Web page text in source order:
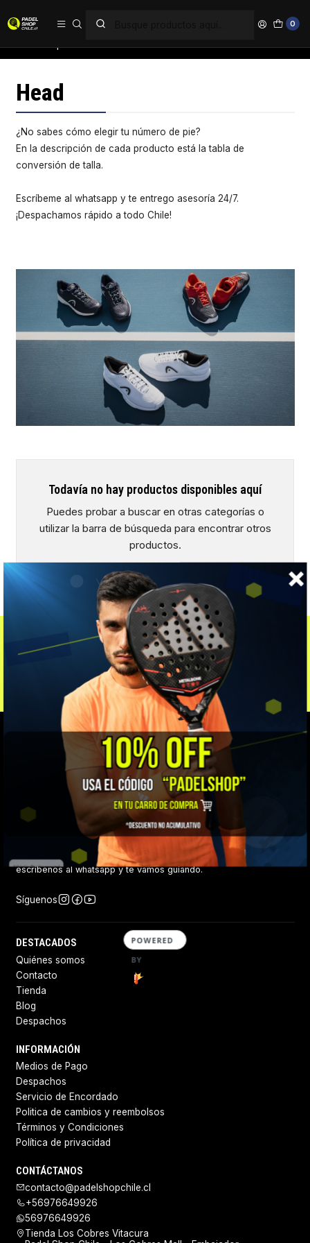
0
Head
¿No sabes cómo elegir tu número de pie?
En la descripción de cada producto está la tabla de
conversión de talla.
Escríbeme al whatsapp y te entrego asesoría 24/7.
¡Despachamos rápido a todo Chile!
Todavía no hay productos disponibles aquí
Puedes probar a buscar en otras categorías o
utilizar la barra de búsqueda para encontrar otros
productos.
DESPACHOS A TODO EL PAÍS
Enviamos a todo el país a través de Chilexpress.
VOLVER ARRIBA
¡Bienvenidos a Padel Shop Chile! Encuentra todos los productos
de las mejores marcas a nivel mundial. Si tienes alguna duda,
escríbenos al whatsapp y te vamos guiando.
Síguenos
DESTACADOS
Quiénes somos
Contacto
Tienda
Blog
Despachos
INFORMACIÓN
Medios de Pago
Despachos
Servicio de Encordado
Politica de cambios y reembolsos
Términos y Condiciones
Política de privacidad
CONTÁCTANOS
contacto@padelshopchile.cl
+56976649926
56976649926
Tienda Los Cobres Vitacura
POWERED
BY